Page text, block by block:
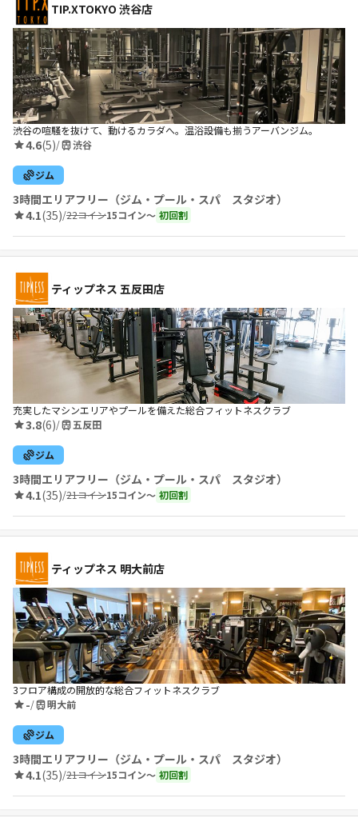
TIP.XTOKYO 渋谷店
渋谷の喧騒を抜けて、動けるカラダへ。温浴設備も揃うアーバンジム。
4.6(5)/ 渋谷
ジム
3時間エリアフリー（ジム・プール・スパ スタジオ）
4.1(35)/22コイン15コイン〜 初回割
ティップネス 五反田店
充実したマシンエリアやプールを備えた総合フィットネスクラブ
3.8(6)/ 五反田
ジム
3時間エリアフリー（ジム・プール・スパ スタジオ）
4.1(35)/21コイン15コイン〜 初回割
ティップネス 明大前店
3フロア構成の開放的な総合フィットネスクラブ
-/ 明大前
ジム
3時間エリアフリー（ジム・プール・スパ スタジオ）
4.1(35)/21コイン15コイン〜 初回割